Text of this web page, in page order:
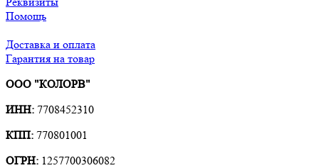
HDMI
Зарядное устройство
Чек
Гарантийный талон
Помощь
Доставка и оплата
Гарантия на товар
ООО "КОЛОРВ"
ИНН: 7708452310
КПП: 770801001
ОГРН: 1257700306082